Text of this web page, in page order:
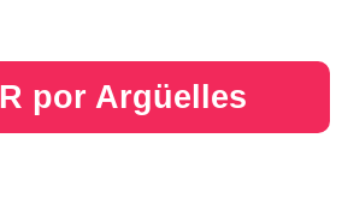
por Argüelles​